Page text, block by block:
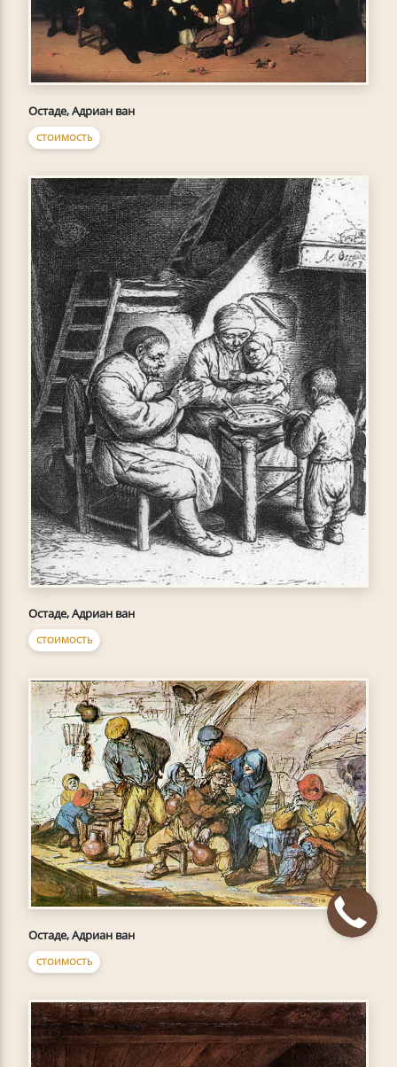
Остаде, Адриан ван
СТОИМОСТЬ
Остаде, Адриан ван
СТОИМОСТЬ
Остаде, Адриан ван
СТОИМОСТЬ